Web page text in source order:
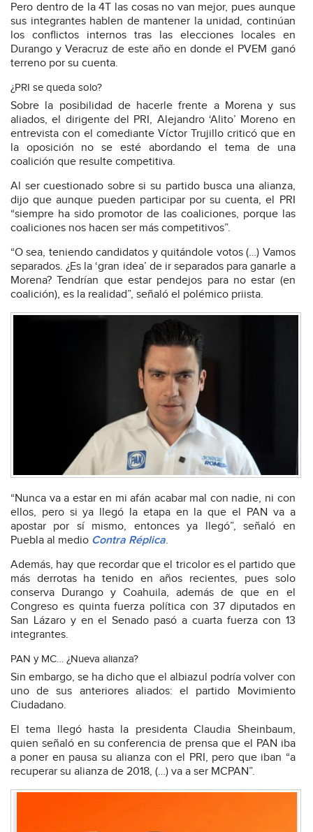
Pero dentro de la 4T las cosas no van mejor, pues aunque
sus integrantes hablen de mantener la unidad, continúan
los conflictos internos tras las elecciones locales en
Durango y Veracruz de este año en donde el PVEM ganó
terreno por su cuenta.
¿PRI se queda solo?
Sobre la posibilidad de hacerle frente a Morena y sus
aliados, el dirigente del PRI, Alejandro ‘Alito’ Moreno en
entrevista con el comediante Víctor Trujillo criticó que en
la oposición no se esté abordando el tema de una
coalición que resulte competitiva.
Al ser cuestionado sobre si su partido busca una alianza,
dijo que aunque pueden participar por su cuenta, el PRI
“siempre ha sido promotor de las coaliciones, porque las
coaliciones nos hacen ser más competitivos”.
“O sea, teniendo candidatos y quitándole votos (…) Vamos
separados. ¿Es la ‘gran idea’ de ir separados para ganarle a
Morena? Tendrían que estar pendejos para no estar (en
coalición), es la realidad”, señaló el polémico priista.
“Nunca va a estar en mi afán acabar mal con nadie, ni con
ellos, pero si ya llegó la etapa en la que el PAN va a
apostar por sí mismo, entonces ya llegó”, señaló en
Puebla al medio Contra Réplica.
Además, hay que recordar que el tricolor es el partido que
más derrotas ha tenido en años recientes, pues solo
conserva Durango y Coahuila, además de que en el
Congreso es quinta fuerza política con 37 diputados en
San Lázaro y en el Senado pasó a cuarta fuerza con 13
integrantes.
PAN y MC… ¿Nueva alianza?
Sin embargo, se ha dicho que el albiazul podría volver con
uno de sus anteriores aliados: el partido Movimiento
Ciudadano.
El tema llegó hasta la presidenta Claudia Sheinbaum,
quien señaló en su conferencia de prensa que el PAN iba
a poner en pausa su alianza con el PRI, pero que iban “a
recuperar su alianza de 2018, (…) va a ser MCPAN”.